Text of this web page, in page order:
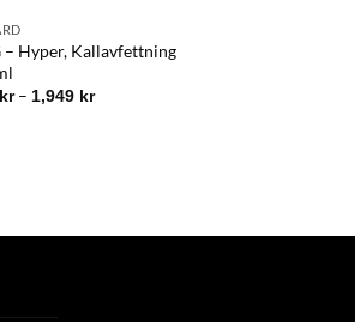
– Hyper, Kallavfettning
kr– 1,949 kr